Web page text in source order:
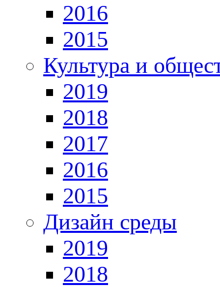
2016
2015
Культура и
2019
2018
2017
2016
2015
Дизайн среды
2019
2018